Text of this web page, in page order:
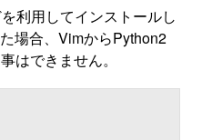
利用してインストールし
場合、VimからPython2
はできません。